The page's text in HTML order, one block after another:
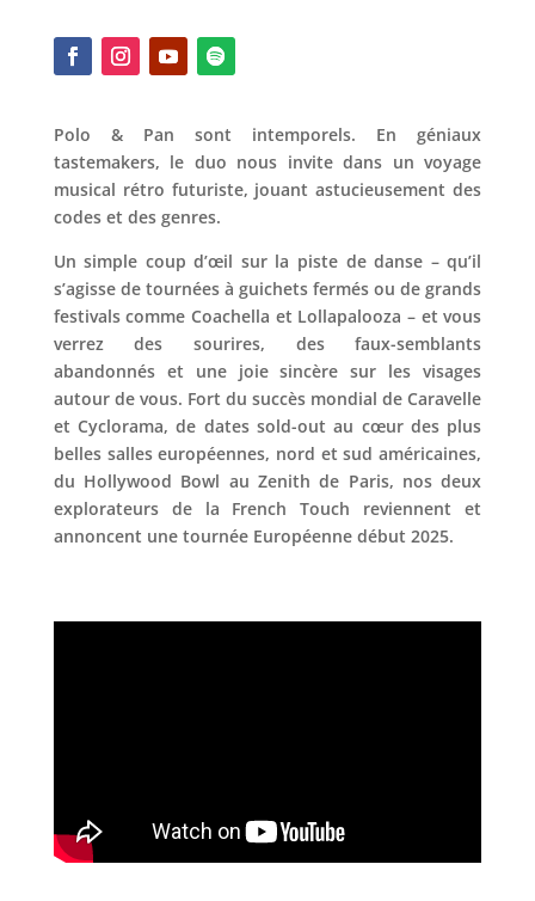
Polo & Pan sont intemporels. En géniaux
tastemakers, le duo nous invite dans un voyage
musical rétro futuriste, jouant astucieusement des
codes et des genres.
Un simple coup d’œil sur la piste de danse – qu’il
s’agisse de tournées à guichets fermés ou de grands
festivals comme Coachella et Lollapalooza – et vous
verrez des sourires, des faux-semblants
abandonnés et une joie sincère sur les visages
autour de vous. Fort du succès mondial de Caravelle
et Cyclorama, de dates sold-out au cœur des plus
belles salles européennes, nord et sud américaines,
du Hollywood Bowl au Zenith de Paris, nos deux
explorateurs de la French Touch reviennent et
annoncent une tournée Européenne début 2025.